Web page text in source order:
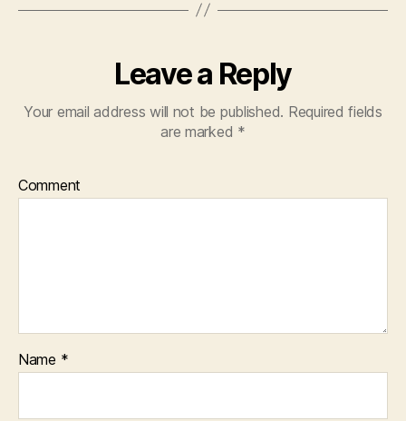
Leave a Reply
Your email address will not be published. Required fields
are marked *
Comment
Name *